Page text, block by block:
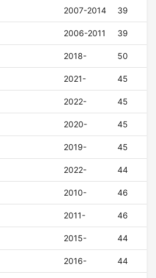
2007-2014 39
2006-2011 39
2018- 50
2021- 45
2022- 45
2020- 45
2019- 45
2022- 44
2010- 46
2011- 46
2015- 44
2016- 44